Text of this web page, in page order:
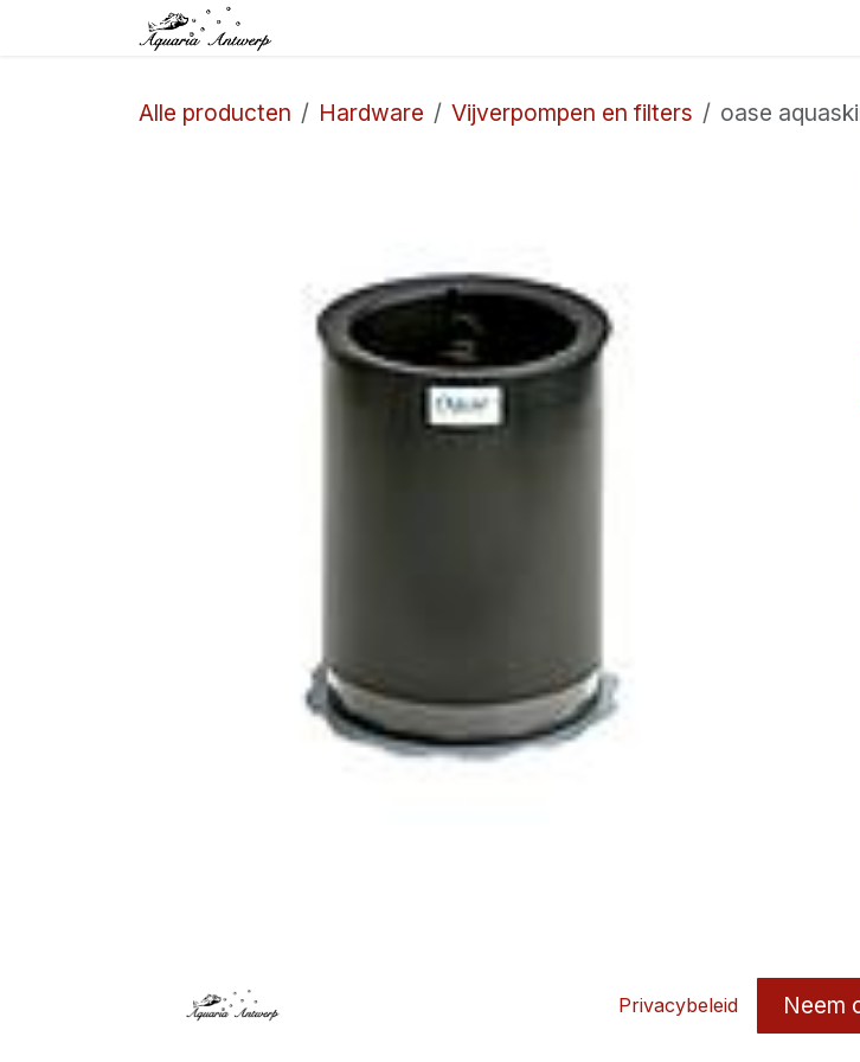
Overslaan naar inhoud
Alle producten Hardware Vijverpompen en filters oase
Privacybeleid Neem